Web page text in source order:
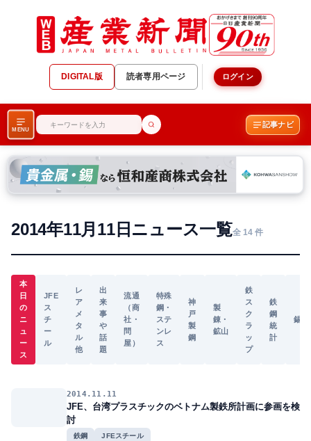
DIGITAL版 読者専用ページ ログイン
MENU
記事ナビ
2014年11月11日ニュース一覧全 14 件
本
日
の
ニ
ュ
ー
ス
JFE
ス
チ
ー
ル
レ
ア
メ
タ
ル
他
出
来
事
や
話
題
流通
（商
社・
問
屋）
特殊
鋼・
ステ
ンレ
ス
神
戸
製
鋼
製
錬・
鉱山
鉄
ス
ク
ラ
ッ
プ
鉄
鋼
統
計
錫
2014.11.11
JFE、台湾プラスチックのベトナム製鉄所計画に参画を検
討
鉄鋼 JFEスチール